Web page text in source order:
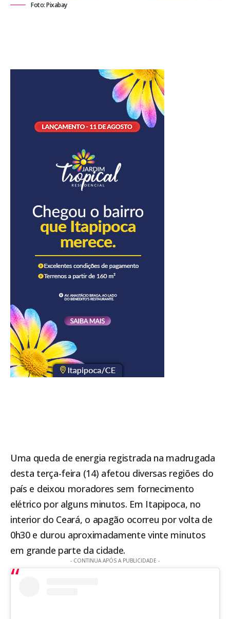
Foto: Pixabay
Uma queda de energia registrada na madrugada
desta terça-feira (14) afetou diversas regiões do
país e deixou moradores sem fornecimento
elétrico por alguns minutos. Em Itapipoca, no
interior do Ceará, o apagão ocorreu por volta de
0h30 e durou aproximadamente vinte minutos
em grande parte da cidade.
- CONTINUA APÓS A PUBLICIDADE -